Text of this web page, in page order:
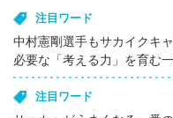
注目ワード
中村憲剛選手もサカイクキ
必要な「考える力」を育む
注目ワード